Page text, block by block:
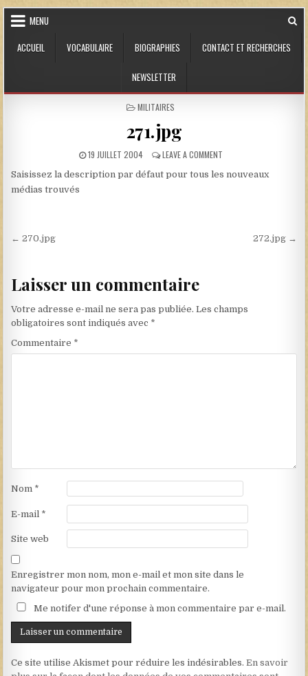
Skip to content
MENU
ACCUEIL
VOCABULAIRE BIOGRAPHIES CONTACT ET RECHERCHES
NEWSLETTER
POSTED IN
MILITAIRES
271.jpg
PUBLISHED DATE:
19 JUILLET 2004 LEAVE A COMMENTON 271.JPG
Saisissez la description par défaut pour tous les nouveaux
médias trouvés
Navigation de l’article
← 270.jpg 272.jpg →
Laisser un commentaire
Votre adresse e-mail ne sera pas publiée. Les champs
obligatoires sont indiqués avec *
Commentaire *
Nom *
E-mail *
Site web
Enregistrer mon nom, mon e-mail et mon site dans le
navigateur pour mon prochain commentaire.
Me notifer d'une réponse à mon commentaire par e-mail.
Ce site utilise Akismet pour réduire les indésirables.En savoir